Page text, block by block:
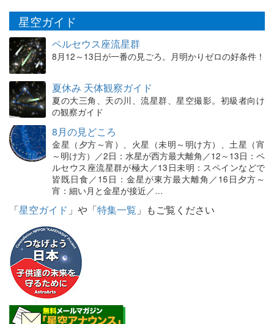
星空ガイド
ペルセウス座流星群
8月12～13日が一番の見ごろ。月明かりゼロの好条件！
夏休み 天体観察ガイド
夏の大三角、天の川、流星群、星空撮影。初級者向け
の観察ガイド
8月の見どころ
金星（夕方～宵）、火星（未明～明け方）、土星（宵
～明け方）／2日：水星が西方最大離角／12～13日：ペ
ルセウス座流星群が極大／13日未明：スペインなどで
皆既日食／15日：金星が東方最大離角／16日夕方～
宵：細い月と金星が接近／…
「星空ガイド 」や「特集一覧 」もご覧ください